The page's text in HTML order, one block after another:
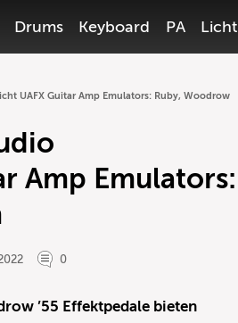
Drums Keyboard PA Licht
UAFX Guitar Amp Emulators: Ruby, Woodrow
Amp Emulators:
0
’55 Effektpedale bieten